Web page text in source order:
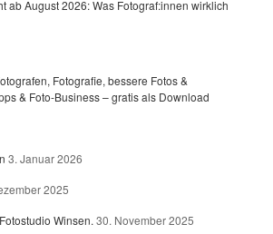
ab August 2026: Was Fotograf:innen wirklich
Fotografie, bessere Fotos &
& Foto-Business – gratis als Download
3. Januar 2026
2025
Winsen. 30. November 2025